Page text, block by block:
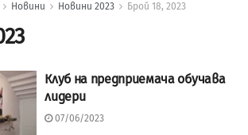
Новини Новини 2023 Брой 18, 2023
Клуб на предприемача обучава
лидери
07/06/2023